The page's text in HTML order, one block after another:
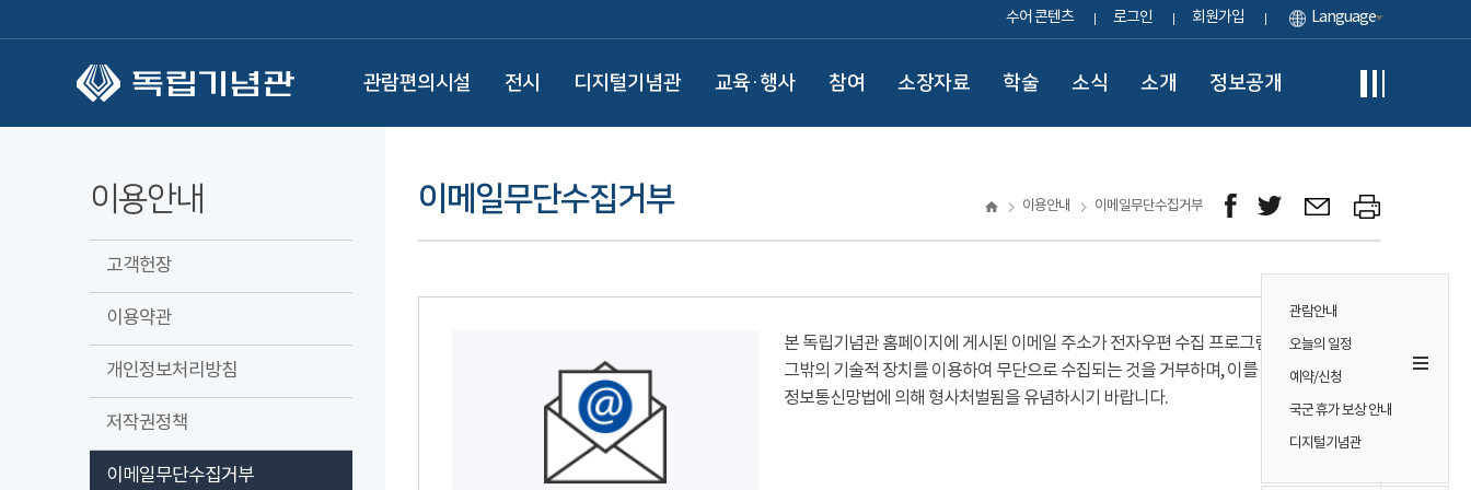
수어 콘텐츠 로그인 회원가입 Language
관람편의시설 전시 디지털기념관 교육·행사 참여 소장자료 학술 소식 소개 정보공개
관람안내
오늘의 일정
예약/신청
국군 휴가 보상 안내
디지털기념관
이용안내
고객헌장
이용약관
개인정보처리방침
저작권정책
이메일무단수집거부
이메일무단수집거부 이용안내 이메일무단수집거부
본 독립기념관 홈페이지에 게시된 이메일 주소가 전자우편 수집 프로그램이나
그밖의 기술적 장치를 이용하여 무단으로 수집되는 것을 거부하며, 이를 위반시
정보통신망법에 의해 형사처벌됨을 유념하시기 바랍니다.